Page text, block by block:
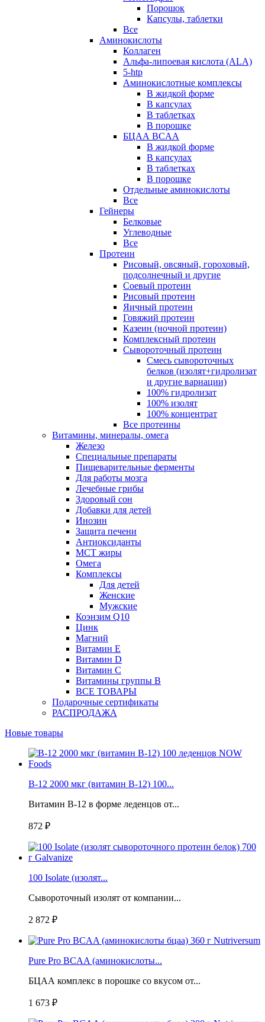
Порошок
Капсулы, таблетки
Все
Аминокислоты
Коллаген
Альфа-липоевая кислота (ALA)
5-htp
Аминокислотные комплексы
В жидкой форме
В капсулах
В таблетках
В порошке
БЦАА BCAA
В жидкой форме
В капсулах
В таблетках
В порошке
Отдельные аминокислоты
Все
Гейнеры
Белковые
Углеводные
Все
Протеин
Рисовый, овсяный, гороховый,
подсолнечный и другие
Соевый протеин
Рисовый протеин
Яичный протеин
Говяжий протеин
Казеин (ночной протеин)
Комплексный протеин
Сывороточный протеин
Смесь сывороточных
белков (изолят+гидролизат
и другие вариации)
100% гидролизат
100% изолят
100% концентрат
Все протеины
Витамины, минералы, омега
Железо
Специальные препараты
Пищеварительные ферменты
Для работы мозга
Лечебные грибы
Здоровый сон
Добавки для детей
Инозин
Защита печени
Антиоксиданты
МСТ жиры
Омега
Комплексы
Для детей
Женские
Мужские
Коэнзим Q10
Цинк
Магний
Витамин Е
Витамин D
Витамин С
Витамины группы B
ВСЕ ТОВАРЫ
Подарочные сертификаты
РАСПРОДАЖА
Новые товары
B-12 2000 мкг (витамин B-12) 100...
Витамин B-12 в форме леденцов от...
872 ₽
100 Isolate (изолят...
Сывороточный изолят от компании...
2 872 ₽
Pure Pro BCAA (аминокислоты...
БЦАА комплекс в порошке со вкусом от...
1 673 ₽